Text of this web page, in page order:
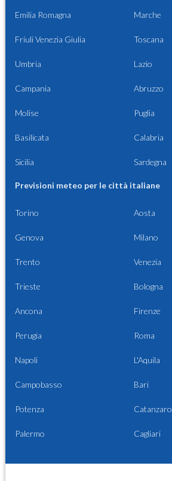
Emilia Romagna Marche
Friuli Venezia Giulia Toscana
Umbria Lazio
Campania Abruzzo
Molise Puglia
Basilicata Calabria
Sicilia Sardegna
Previsioni meteo per le città italiane
Torino Aosta
Genova Milano
Trento Venezia
Trieste Bologna
Ancona Firenze
Perugia Roma
Napoli L'Aquila
Campobasso Bari
Potenza Catanzaro
Palermo Cagliari